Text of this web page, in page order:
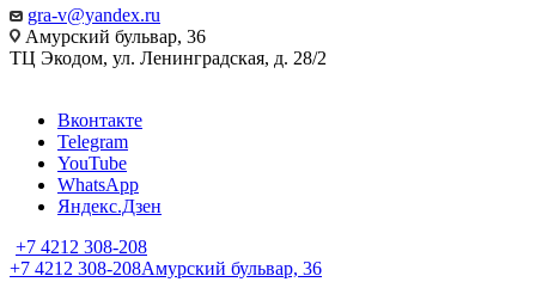
gra-v@yandex.ru
Амурский бульвар, 36
ТЦ Экодом, ул. Ленинградская, д. 28/2
Вконтакте
Telegram
YouTube
WhatsApp
Яндекс.Дзен
+7 4212 308-208
+7 4212 308-208Амурский бульвар, 36